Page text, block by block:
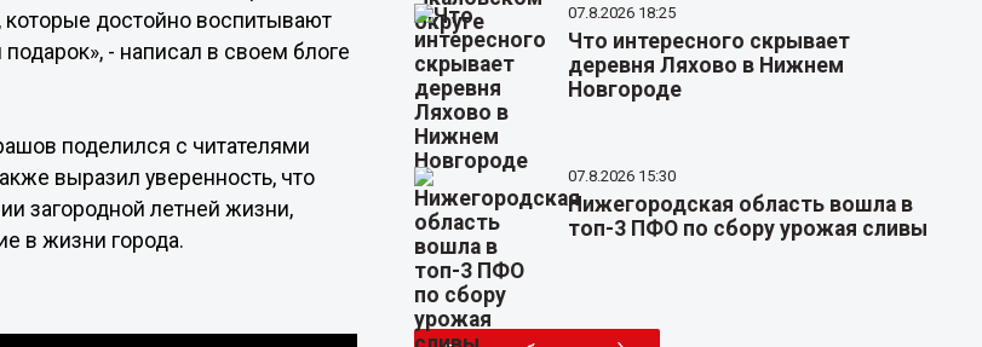
достойно воспитывают
- написал в своем блоге
поделился с читателями
выразил уверенность, что
загородной летней жизни,
в жизни города.
07.8.2026 18:25
Что интересного скрывает
деревня Ляхово в Нижнем
Новгороде
07.8.2026 15:30
Нижегородская область вошла в
топ-3 ПФО по сбору урожая сливы